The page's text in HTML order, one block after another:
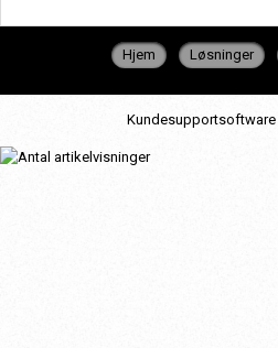
Hjem Løsninger
Kundesupportsoftware